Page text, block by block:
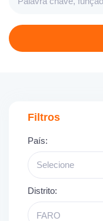
Filtros
País:
Selecione
Distrito:
FARO